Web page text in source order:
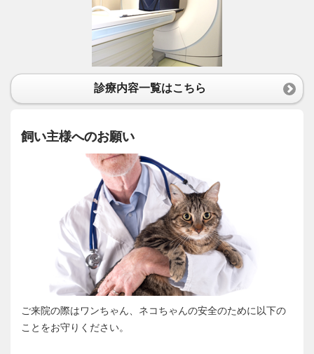
診療内容一覧はこちら
飼い主様へのお願い
ご来院の際はワンちゃん、ネコちゃんの安全のために以下の
ことをお守りください。